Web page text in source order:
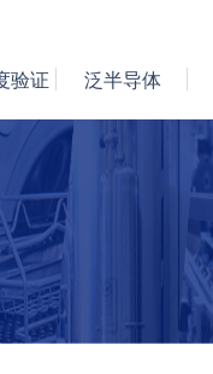
验证 泛半导体